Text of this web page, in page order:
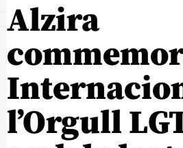
Alzira
l’Orgull